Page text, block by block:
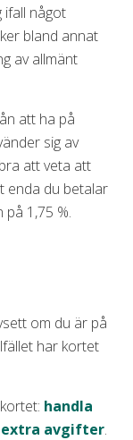
ifall något
bland annat
av allmänt
att ha på
sig av
att veta att
enda du betalar
1,75 %.
om du är på
har kortet
handla
avgifter.